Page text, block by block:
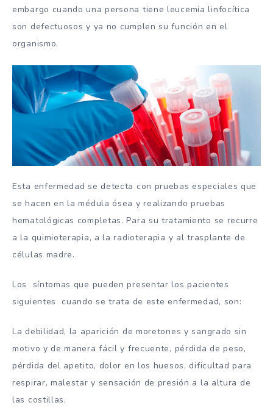
embargo cuando una persona tiene leucemia linfocítica
son defectuosos y ya no cumplen su función en el
organismo.
Esta enfermedad se detecta con pruebas especiales que
se hacen en la médula ósea y realizando pruebas
hematológicas completas. Para su tratamiento se recurre
a la quimioterapia, a la radioterapia y al trasplante de
células madre.
Los síntomas que pueden presentar los pacientes
siguientes cuando se trata de este enfermedad, son:
La debilidad, la aparición de moretones y sangrado sin
motivo y de manera fácil y frecuente, pérdida de peso,
pérdida del apetito, dolor en los huesos, dificultad para
respirar, malestar y sensación de presión a la altura de
las costillas.